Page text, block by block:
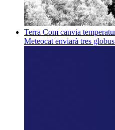
Terra Com canvia
Meteocat enviarà tres